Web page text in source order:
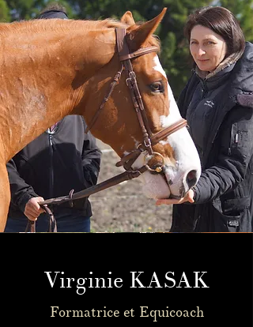
Virginie KASAK
Formatrice et Equicoach